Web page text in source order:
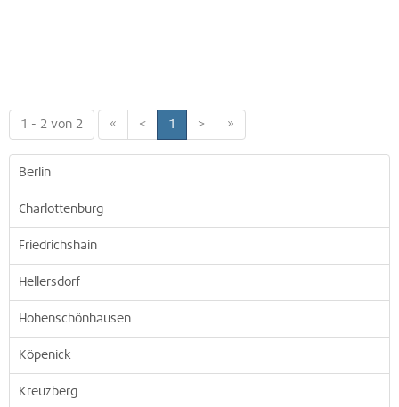
1 - 2 von 2 « < 1 > »
Berlin
Charlottenburg
Friedrichshain
Hellersdorf
Hohenschönhausen
Köpenick
Kreuzberg